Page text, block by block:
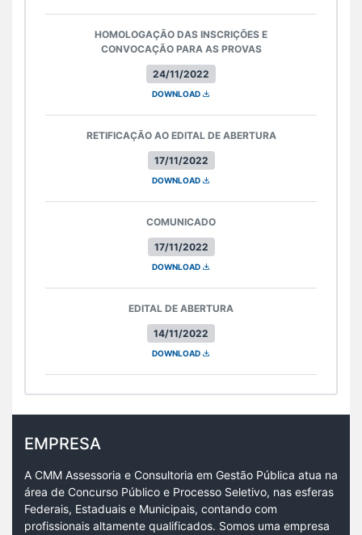
24/11/2022
HOMOLOGAÇÃO DAS INSCRIÇÕES E
CONVOCAÇÃO PARA AS PROVAS
DOWNLOAD
17/11/2022
RETIFICAÇÃO AO EDITAL DE ABERTURA
DOWNLOAD
17/11/2022
COMUNICADO
DOWNLOAD
14/11/2022
EDITAL DE ABERTURA
DOWNLOAD
EMPRESA
A CMM Assessoria e Consultoria em Gestão Pública atua na
área de Concurso Público e Processo Seletivo, nas esferas
Federais, Estaduais e Municipais, contando com
profissionais altamente qualificados. Somos uma empresa